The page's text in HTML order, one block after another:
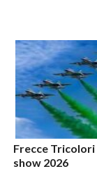
Frecce Tricolori
show 2026